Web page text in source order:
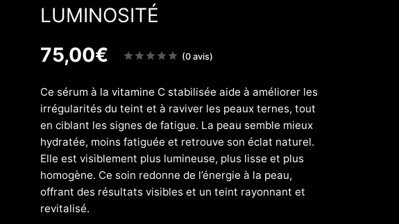
LUMINOSITÉ
75,00€
Note
(0 avis)
Ce sérum à la vitamine C stabilisée aide à améliorer les
irrégularités du teint et à raviver les peaux ternes, tout
en ciblant les signes de fatigue. La peau semble mieux
hydratée, moins fatiguée et retrouve son éclat naturel.
Elle est visiblement plus lumineuse, plus lisse et plus
homogène. Ce soin redonne de l’énergie à la peau,
offrant des résultats visibles et un teint rayonnant et
revitalisé.